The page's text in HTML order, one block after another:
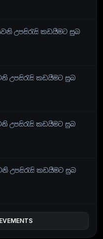
උපසිරැසි කඩයීමට සුබ
උපසිරැසි කඩයීමට සුබ
උපසිරැසි කඩයීමට සුබ
උපසිරැසි කඩයීමට සුබ